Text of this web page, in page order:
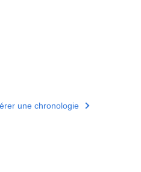
une chronologie